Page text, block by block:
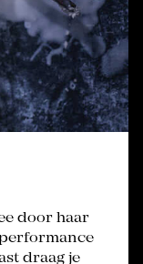
door haar
draag je